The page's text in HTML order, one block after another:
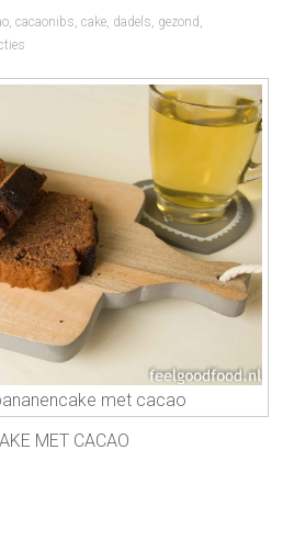
,cacaonibs,cake, dadels, gezond ,
met cacao
MET CACAO